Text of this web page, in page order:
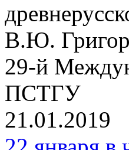
В.Ю.
29-й
ПСТГУ
21.01.2019